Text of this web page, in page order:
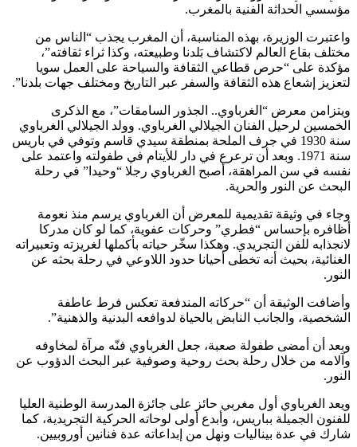
مؤسسي الحداثة الفنية بالمغرب.
واعتبرت الوزيرة، بهذه المناسبة، أن المغرب يجذب “الناس من
مختلف بقاع العالم لاكتشاف بَلدنا وطبيعته، وكذا ثراء ثقافته”،
مؤكدة على “حرص قطاعي الثقافة والسياحة على العمل سويا
لتعزيز إشعاع هذه الثقافة والسفر عبر التاريخ ومختلف جهات بلدنا”.
ويتزامن معرض “الغرباوي.. الجذور السامقات”، مع الذكرى
الخمسين لرحيل الفنان الجيلالي الغرباوي. وولد الجيلالي الغرباوي
سنة 1930 في جرف الملحة بمنطقة سيدي قاسم وتوفي في باريس
سنة 1971. وبعد أن ترعرع في دار للأيتام في طفولته واعتمد على
نفسه في سن المراهقة، أصبح الغرباوي رجلا “وحيدا” في رحلة
البحث عن النور والحرية.
وجاء في وثيقة تقديمية للمعرض أن الغرباوي يرسم منذ نعومة
أظافره بإحساس “فطري” وحركات عفوية، كما لو كان مدركا
لانجذابه للفن التجريدي. وهكذا سخّر حياته بأكملها لغريزته وتعبيراته
الغنائية، بحيث أنه تخطى أحيانا حدود اللاوعي في رحلة بحثه عن
النور.
وأضافت الوثيقة أن “حركاته المندفعة تعكس فرط عاطفة
الشخصية، والجانب النابض بالحياة لدوافعه البدنية والذهنية”.
وبعد أن أمضى طفولة صعبة، جعل الغرباوي فنّه مرآة لمخاوفه
وآلامه من خلال رحلة بحث روحية وصوفية عبر البحث الدؤوب عن
النور.
ويعد الغرباوي أول مغربي حائز على جائزة المدرسة الوطنية العليا
للفنون الجميلة بباريس، وأبدع أولى لوحاته الحركية التجريدية، كما
شارك في عدة بيناليات ونهل من إبداعاته عدة فنانين أوروبيين.